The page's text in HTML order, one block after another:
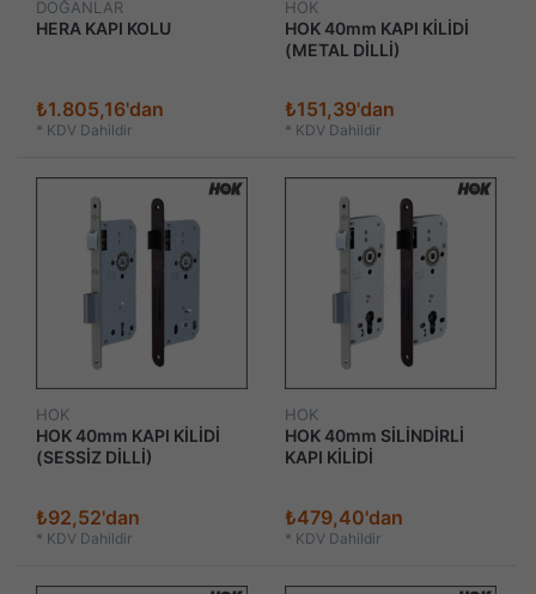
DOĞANLAR
HERA KAPI KOLU
₺1.805,16'dan
* KDV Dahildir
HOK
HOK 40mm KAPI KİLİDİ
(METAL DİLLİ)
₺151,39'dan
* KDV Dahildir
HOK
HOK 40mm KAPI KİLİDİ
(SESSİZ DİLLİ)
₺92,52'dan
* KDV Dahildir
HOK
HOK 40mm SİLİNDİRLİ
KAPI KİLİDİ
₺479,40'dan
* KDV Dahildir